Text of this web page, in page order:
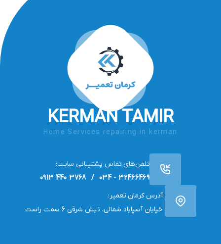
KERMAN TAMIR
Home Services repairing in kerman
تلفن‌های تماس پشتیبانی سایت:
32466469 - 034 / 3768 440 0913
آدرس کرمان تعمیر:
خیابان آسیاباد شمالی، نبش شرقی 6 سمت راست